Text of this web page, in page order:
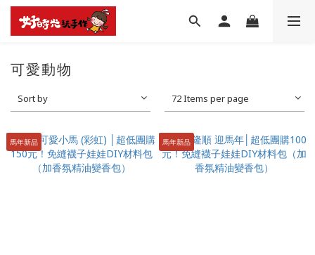
可愛動物
Sort by 72 Items per page
馬年新品 馬年新品